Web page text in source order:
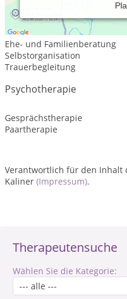
Therapeutensuche
Wählen Sie die Kategorie:
Leistungsspektrum:
Psychologische Beratung
Ehe- und Familienberatung
Selbstorganisation
Trauerbegleitung
Psychotherapie
Gesprächstherapie
Paartherapie
Verantwortlich für den Inhalt
Kaliner (Impressum).